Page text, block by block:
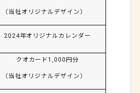
（当社オリジナルデザイン）
2024年オリジナルカレンダー
クオカード1,000 円分
（当社オリジナルデザイン）